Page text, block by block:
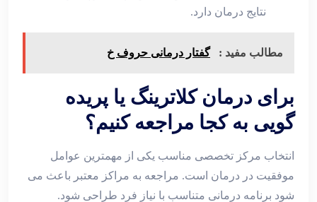
نتایج درمان دارد.
مطالب مفید : گفتار درمانی حروف خ
برای درمان کلاترینگ یا پریده‌
گویی به کجا مراجعه کنیم؟
انتخاب مرکز تخصصی مناسب یکی از مهمترین عوامل
موفقیت در درمان است. مراجعه به مراکز معتبر باعث می‌
شود برنامه درمانی متناسب با نیاز فرد طراحی شود.